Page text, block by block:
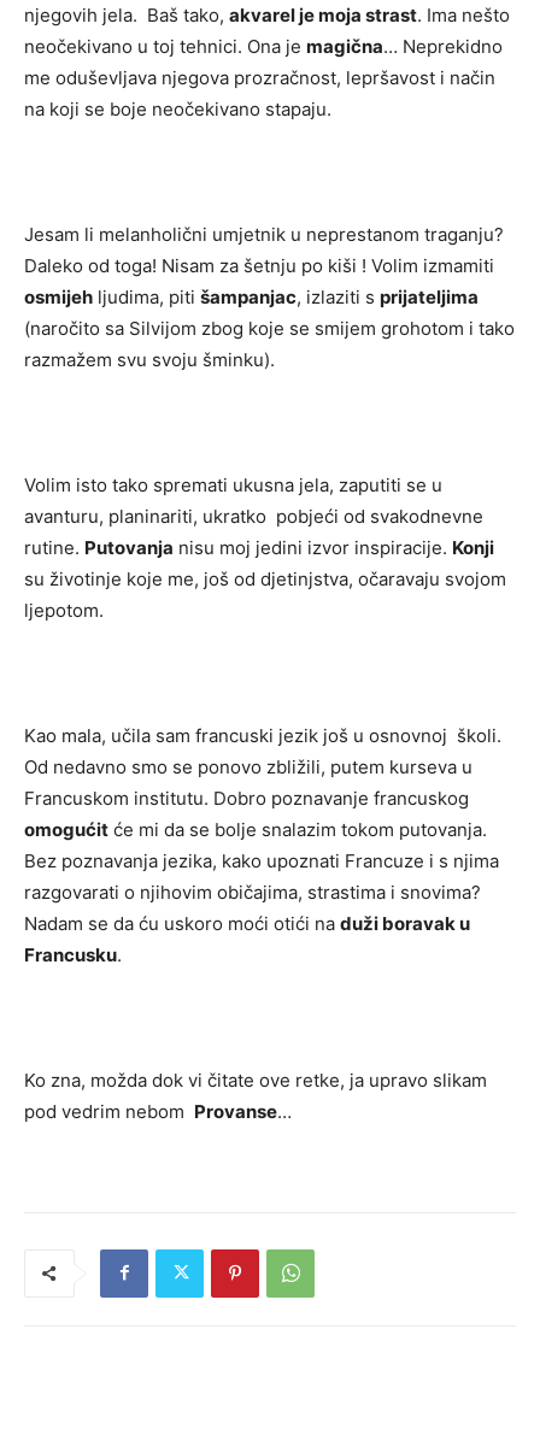
njegovih jela. Baš tako, akvarel je moja strast. Ima nešto
neočekivano u toj tehnici. Ona je magična… Neprekidno
me oduševljava njegova prozračnost, lepršavost i način
na koji se boje neočekivano stapaju.
Jesam li melanholični umjetnik u neprestanom traganju?
Daleko od toga! Nisam za šetnju po kiši ! Volim izmamiti
osmijeh ljudima, piti šampanjac, izlaziti s prijateljima
(naročito sa Silvijom zbog koje se smijem grohotom i tako
razmažem svu svoju šminku).
Volim isto tako spremati ukusna jela, zaputiti se u
avanturu, planinariti, ukratko pobjeći od svakodnevne
rutine. Putovanja nisu moj jedini izvor inspiracije. Konji
su životinje koje me, još od djetinjstva, očaravaju svojom
ljepotom.
Kao mala, učila sam francuski jezik još u osnovnoj školi.
Od nedavno smo se ponovo zbližili, putem kurseva u
Francuskom institutu. Dobro poznavanje francuskog
omogućit će mi da se bolje snalazim tokom putovanja.
Bez poznavanja jezika, kako upoznati Francuze i s njima
razgovarati o njihovim običajima, strastima i snovima?
Nadam se da ću uskoro moći otići na duži boravak u
Francusku.
Ko zna, možda dok vi čitate ove retke, ja upravo slikam
pod vedrim nebom Provanse…